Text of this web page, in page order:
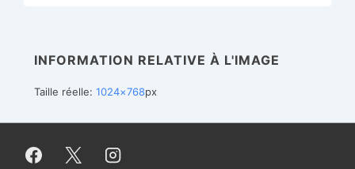
INFORMATION RELATIVE À L'IMAGE
Taille réelle: 1024×768px